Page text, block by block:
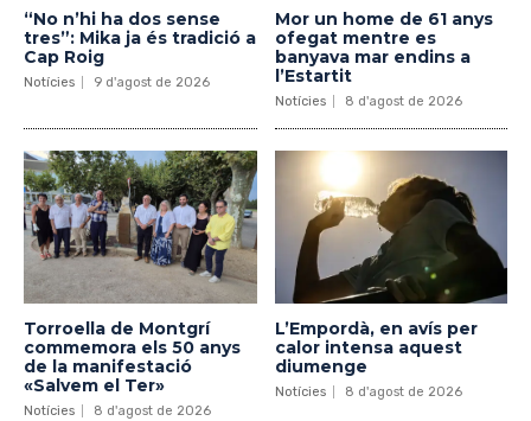
“No n’hi ha dos sense
tres”: Mika ja és tradició a
Cap Roig
Notícies 9 d'agost de 2026
Mor un home de 61 anys
ofegat mentre es
banyava mar endins a
l’Estartit
Notícies 8 d'agost de 2026
Torroella de Montgrí
commemora els 50 anys
de la manifestació
«Salvem el Ter»
Notícies 8 d'agost de 2026
L’Empordà, en avís per
calor intensa aquest
diumenge
Notícies 8 d'agost de 2026